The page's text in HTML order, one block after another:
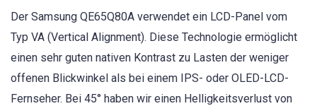
Der Samsung QE65Q80A verwendet ein LCD-Panel vom
Typ VA (Vertical Alignment). Diese Technologie ermöglicht
einen sehr guten nativen Kontrast zu Lasten der weniger
offenen Blickwinkel als bei einem IPS- oder OLED-LCD-
Fernseher. Bei 45° haben wir einen Helligkeitsverlust von